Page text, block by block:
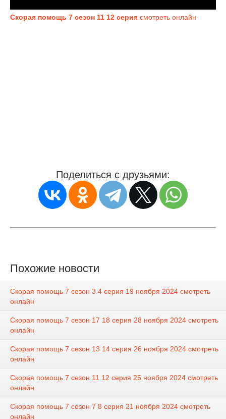
Скорая помощь 7 сезон 11 12 серия смотреть онлайн
Поделиться с друзьями:
Похожие новости
Скорая помощь 7 сезон 3 4 серия 19 ноября 2024 смотреть
онлайн
Скорая помощь 7 сезон 17 18 серия 28 ноября 2024 смотреть
онлайн
Скорая помощь 7 сезон 13 14 серия 26 ноября 2024 смотреть
онлайн
Скорая помощь 7 сезон 11 12 серия 25 ноября 2024 смотреть
онлайн
Скорая помощь 7 сезон 7 8 серия 21 ноября 2024 смотреть
онлайн